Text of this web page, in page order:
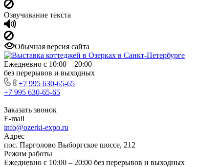
Озвучивание текста
Обычная версия сайта
Ежедневно с 10:00 – 20:00
без перерывов и выходных
+7 995 630-65-65
+7 995 630-65-65
Заказать звонок
E-mail
info@ozerki-expo.ru
Адрес
пос. Парголово Выборгское шоссе, 212
Режим работы
Ежедневно с 10:00 – 20:00 без перерывов и выходных